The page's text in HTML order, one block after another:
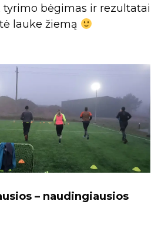
tyrimo bėgimas ir rezultatai
lauke žiemą
– naudingiausios